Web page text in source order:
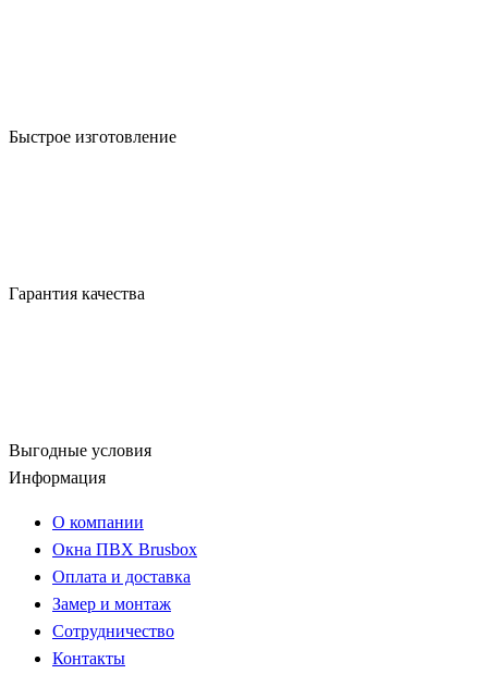
Быстрое изготовление
Гарантия качества
Выгодные условия
Информация
О компании
Окна ПВХ Brusbox
Оплата и доставка
Замер и монтаж
Сотрудничество
Контакты